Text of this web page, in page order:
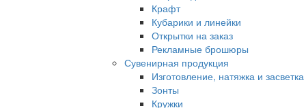
Крафт
Кубарики и линейки
Открытки на заказ
Рекламные брошюры
Сувенирная продукция
Изготовление, натяжка и
Зонты
Кружки